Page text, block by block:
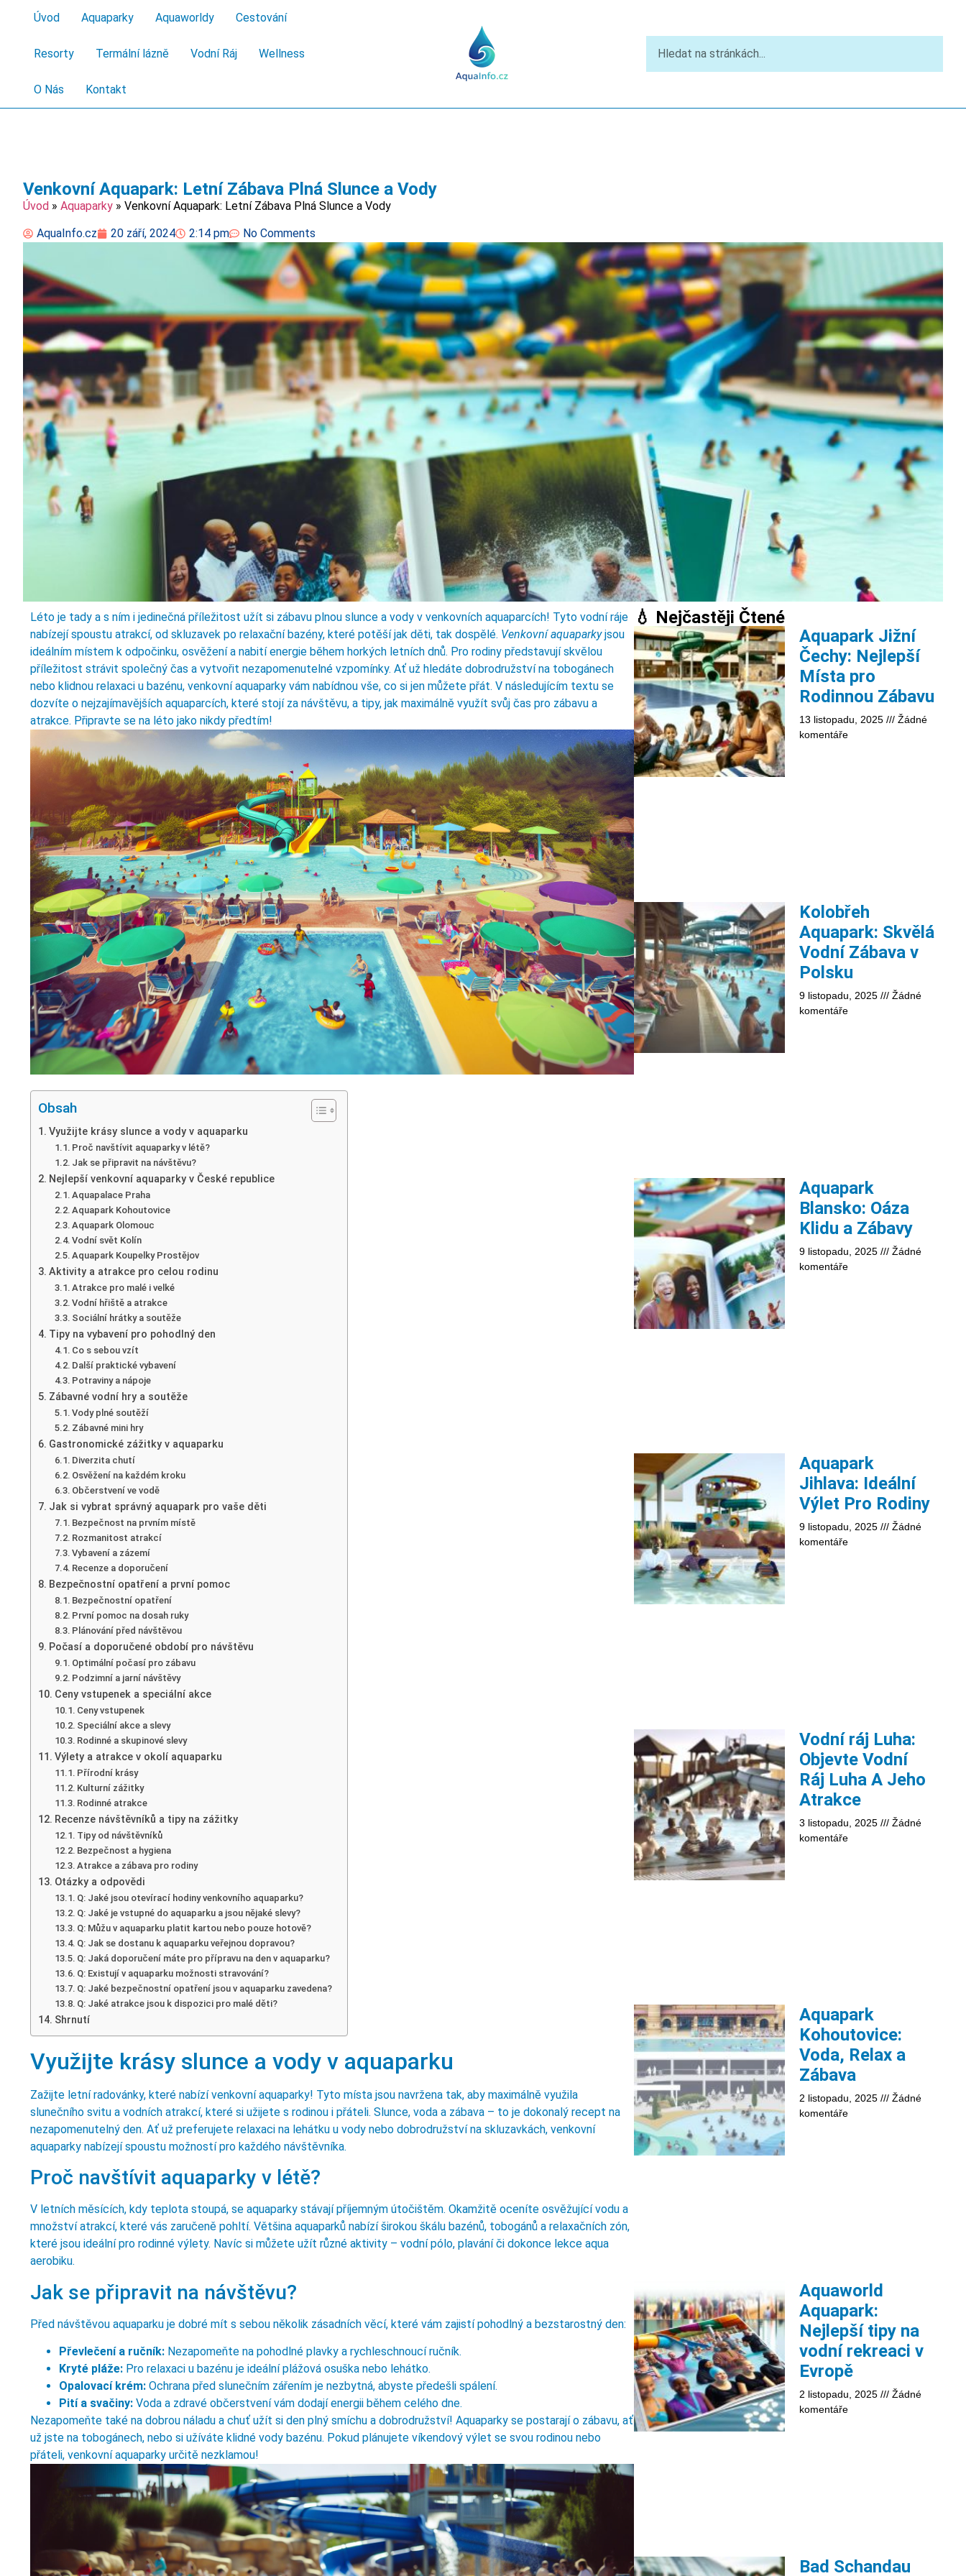
Úvod Aquaparky Aquaworldy Cestování
Resorty Termální lázně Vodní Ráj Wellness
O Nás Kontakt
Venkovní Aquapark: Letní Zábava Plná Slunce a Vody
Úvod » Aquaparky » Venkovní Aquapark: Letní Zábava Plná Slunce a Vody
AquaInfo.cz 20 září, 2024 2:14 pm No Comments
Léto je tady a s ním i jedinečná příležitost užít si zábavu plnou slunce a vody v venkovních aquaparcích! Tyto vodní ráje
nabízejí spoustu atrakcí, od skluzavek po relaxační bazény, které potěší jak děti, tak dospělé. Venkovní aquaparkyjsou
ideálním místem k odpočinku, osvěžení a nabití energie během horkých letních dnů. Pro rodiny představují skvělou
příležitost strávit společný čas a vytvořit nezapomenutelné vzpomínky. Ať už hledáte dobrodružství na tobogánech
nebo klidnou relaxaci u bazénu, venkovní aquaparky vám nabídnou vše, co si jen můžete přát. V následujícím textu se
dozvíte o nejzajímavějších aquaparcích, které stojí za návštěvu, a tipy, jak maximálně využít svůj čas pro zábavu a
atrakce. Připravte se na léto jako nikdy předtím!
Obsah
Využijte krásy slunce a vody v aquaparku
Proč navštívit aquaparky v létě?
Jak se připravit na návštěvu?
Nejlepší venkovní aquaparky v České republice
Aquapalace Praha
Aquapark Kohoutovice
Aquapark Olomouc
Vodní svět Kolín
Aquapark Koupelky Prostějov
Aktivity a atrakce pro celou rodinu
Atrakce pro malé i velké
Vodní hřiště a atrakce
Sociální hrátky a soutěže
Tipy na vybavení pro pohodlný den
Co s sebou vzít
Další praktické vybavení
Potraviny a nápoje
Zábavné vodní hry a soutěže
Vody plné soutěží
Zábavné mini hry
Gastronomické zážitky v aquaparku
Diverzita chutí
Osvěžení na každém kroku
Občerstvení ve vodě
Jak si vybrat správný aquapark pro vaše děti
Bezpečnost na prvním místě
Rozmanitost atrakcí
Vybavení a zázemí
Recenze a doporučení
Bezpečnostní opatření a první pomoc
Bezpečnostní opatření
První pomoc na dosah ruky
Plánování před návštěvou
Počasí a doporučené období pro návštěvu
Optimální počasí pro zábavu
Podzimní a jarní návštěvy
Ceny vstupenek a speciální akce
Ceny vstupenek
Speciální akce a slevy
Rodinné a skupinové slevy
Výlety a atrakce v okolí aquaparku
Přírodní krásy
Kulturní zážitky
Rodinné atrakce
Recenze návštěvníků a tipy na zážitky
Tipy od návštěvníků
Bezpečnost a hygiena
Atrakce a zábava pro rodiny
Otázky a odpovědi
Q: Jaké jsou otevírací hodiny venkovního aquaparku?
Q: Jaké je vstupné do aquaparku a jsou nějaké slevy?
Q: Můžu v aquaparku platit kartou nebo pouze hotově?
Q: Jak se dostanu k aquaparku veřejnou dopravou?
Q: Jaká doporučení máte pro přípravu na den v aquaparku?
Q: Existují v aquaparku možnosti stravování?
Q: Jaké bezpečnostní opatření jsou v aquaparku zavedena?
Q: Jaké atrakce jsou k dispozici pro malé děti?
Shrnutí
Využijte krásy slunce a vody v aquaparku
Zažijte letní radovánky, které nabízí venkovní aquaparky! Tyto místa jsou navržena tak, aby maximálně využila
slunečního svitu a vodních atrakcí, které si užijete s rodinou i přáteli. Slunce, voda a zábava – to je dokonalý recept na
nezapomenutelný den. Ať už preferujete relaxaci na lehátku u vody nebo dobrodružství na skluzavkách, venkovní
aquaparky nabízejí spoustu možností pro každého návštěvníka.
Proč navštívit aquaparky v létě?
V letních měsících, kdy teplota stoupá, se aquaparky stávají příjemným útočištěm. Okamžitě oceníte osvěžující vodu a
množství atrakcí, které vás zaručeně pohltí. Většina aquaparků nabízí širokou škálu bazénů, tobogánů a relaxačních zón,
které jsou ideální pro rodinné výlety. Navíc si můžete užít různé aktivity – vodní pólo, plavání či dokonce lekce aqua
aerobiku.
Jak se připravit na návštěvu?
Před návštěvou aquaparku je dobré mít s sebou několik zásadních věcí, které vám zajistí pohodlný a bezstarostný den:
Převlečení a ručník: Nezapomeňte na pohodlné plavky a rychleschnoucí ručník.
Kryté pláže: Pro relaxaci u bazénu je ideální plážová osuška nebo lehátko.
Opalovací krém: Ochrana před slunečním zářením je nezbytná, abyste předešli spálení.
Pití a svačiny: Voda a zdravé občerstvení vám dodají energii během celého dne.
Nezapomeňte také na dobrou náladu a chuť užít si den plný smíchu a dobrodružství! Aquaparky se postarají o zábavu, ať
už jste na tobogánech, nebo si užíváte klidné vody bazénu. Pokud plánujete víkendový výlet se svou rodinou nebo
přáteli, venkovní aquaparky určitě nezklamou!
💧 Nejčastěji Čtené
Aquapark Jižní
Čechy: Nejlepší
Místa pro
Rodinnou Zábavu
13 listopadu, 2025
Žádné
komentáře
Kolobřeh
Aquapark: Skvělá
Vodní Zábava v
Polsku
9 listopadu, 2025
Žádné
komentáře
Aquapark
Blansko: Oáza
Klidu a Zábavy
9 listopadu, 2025
Žádné
komentáře
Aquapark
Jihlava: Ideální
Výlet Pro Rodiny
9 listopadu, 2025
Žádné
komentáře
Vodní ráj Luha:
Objevte Vodní
Ráj Luha A Jeho
Atrakce
3 listopadu, 2025
Žádné
komentáře
Aquapark
Kohoutovice:
Voda, Relax a
Zábava
2 listopadu, 2025
Žádné
komentáře
Aquaworld
Aquapark:
Nejlepší tipy na
vodní rekreaci v
Evropě
2 listopadu, 2025
Žádné
komentáře
Bad Schandau